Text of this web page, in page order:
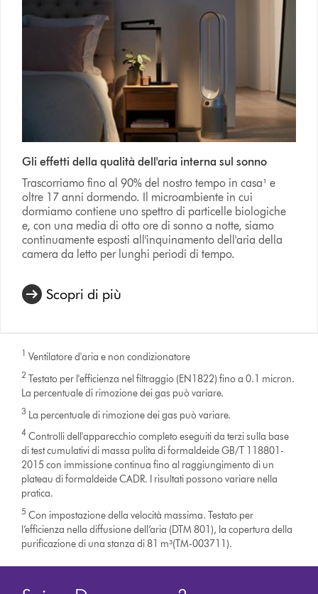
Gli effetti della qualità dell'aria interna sul sonno
Trascorriamo fino al 90% del nostro tempo in casa¹ e
oltre 17 anni dormendo. Il microambiente in cui
dormiamo contiene uno spettro di particelle biologiche
e, con una media di otto ore di sonno a notte, siamo
continuamente esposti all'inquinamento dell'aria della
camera da letto per lunghi periodi di tempo.
Scopri di più
1 Ventilatore d'aria e non condizionatore
2 Testato per l'efficienza nel filtraggio (EN1822) fino a 0.1 micron.
La percentuale di rimozione dei gas può variare.
3 La percentuale di rimozione dei gas può variare.
4 Controlli dell'apparecchio completo eseguiti da terzi sulla base
di test cumulativi di massa pulita di formaldeide GB/T 118801-
2015 con immissione continua fino al raggiungimento di un
plateau di formaldeide CADR. I risultati possono variare nella
pratica.
5 Con impostazione della velocità massima. Testato per
l’efficienza nella diffusione dell’aria (DTM 801), la copertura della
purificazione di una stanza di 81 m³(TM-003711).